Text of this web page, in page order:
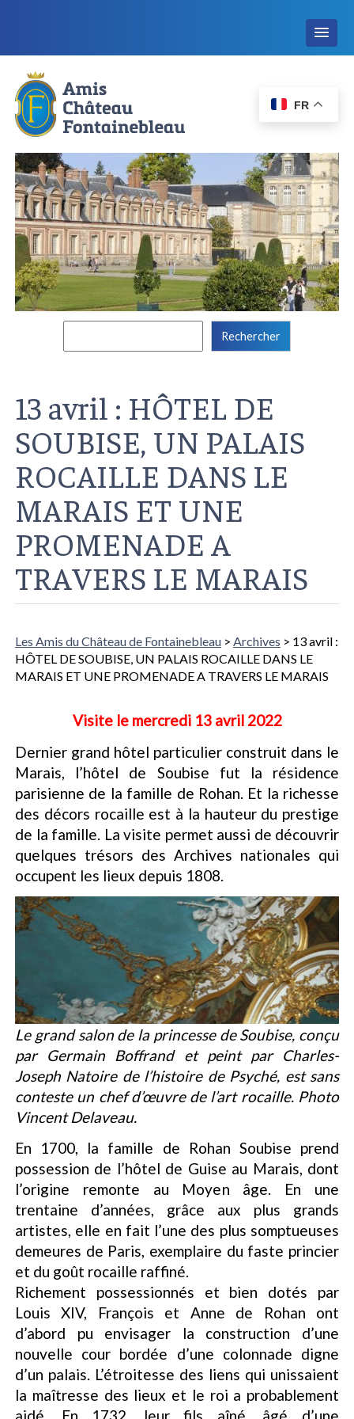
FR
Rechercher :
13 avril : HÔTEL DE
SOUBISE, UN PALAIS
ROCAILLE DANS LE
MARAIS ET UNE
PROMENADE A
TRAVERS LE MARAIS
Les Amis du Château de Fontainebleau > Archives > 13 avril :
HÔTEL DE SOUBISE, UN PALAIS ROCAILLE DANS LE
MARAIS ET UNE PROMENADE A TRAVERS LE MARAIS
Visite le mercredi 13 avril 2022
Dernier grand hôtel particulier construit dans le
Marais, l’hôtel de Soubise fut la résidence
parisienne de la famille de Rohan. Et la richesse
des décors rocaille est à la hauteur du prestige
de la famille. La visite permet aussi de découvrir
quelques trésors des Archives nationales qui
occupent les lieux depuis 1808.
Le grand salon de la princesse de Soubise, conçu
par Germain Boffrand et peint par Charles-
Joseph Natoire de l’histoire de Psyché, est sans
conteste un chef d’œuvre de l’art rocaille. Photo
Vincent Delaveau.
En 1700, la famille de Rohan Soubise prend
possession de l’hôtel de Guise au Marais, dont
l’origine remonte au Moyen âge. En une
trentaine d’années, grâce aux plus grands
artistes, elle en fait l’une des plus somptueuses
demeures de Paris, exemplaire du faste princier
et du goût rocaille raffiné.
Richement possessionnés et bien dotés par
Louis XIV, François et Anne de Rohan ont
d’abord pu envisager la construction d’une
nouvelle cour bordée d’une colonnade digne
d’un palais. L’étroitesse des liens qui unissaient
la maîtresse des lieux et le roi a probablement